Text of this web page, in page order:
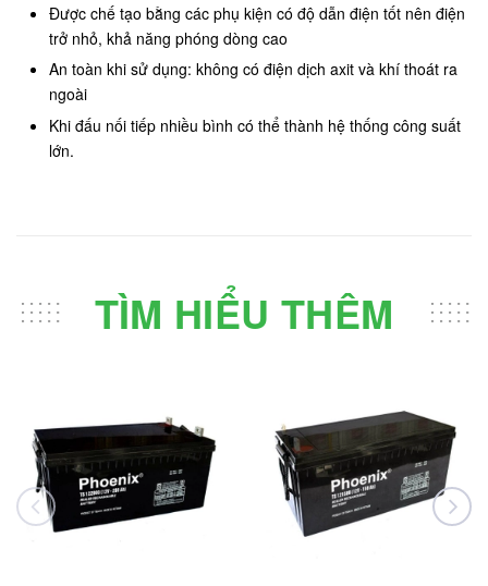
Được chế tạo bằng các phụ kiện có độ dẫn điện tốt nên điện
trở nhỏ, khả năng phóng dòng cao
An toàn khi sử dụng: không có điện dịch axit và khí thoát ra
ngoài
Khi đấu nối tiếp nhiều bình có thể thành hệ thống công suất
lớn.
TÌM HIỂU THÊM